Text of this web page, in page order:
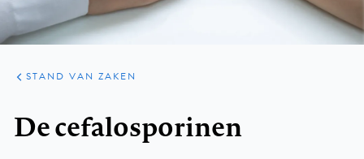
ARTIKELEN
PRAKTIJK
STAND VAN ZAKEN
De cefalosporinen